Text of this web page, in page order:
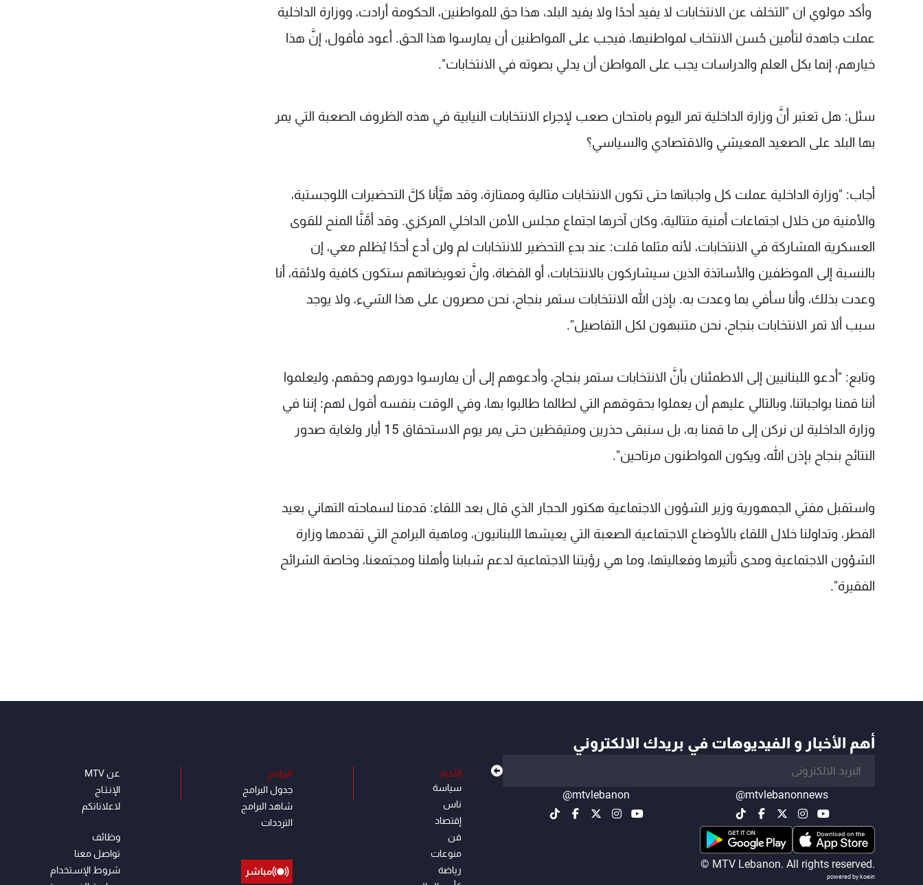
وأكد مولوي ان "التخلف عن الانتخابات لا يفيد أحدًا ولا يفيد البلد، هذا حق للمواطنين، الحكومة أرادت، ووزارة الداخلية
عملت جاهدة لتأمين حُسن الانتخاب لمواطنيها، فيجب على المواطنين أن يمارسوا هذا الحق. أعود فأقول، إنَّ هذا
خيارهم، إنما بكل العلم والدراسات يجب على المواطن أن يدلي بصوته في الانتخابات".
سئل: هل تعتبر أنَّ وزارة الداخلية تمر اليوم بامتحان صعب لإجراء الانتخابات النيابية في هذه الظروف الصعبة التي يمر
بها البلد على الصعيد المعيشي والاقتصادي والسياسي؟
أجاب: "وزارة الداخلية عملت كل واجباتها حتى تكون الانتخابات مثالية وممتازة، وقد هيَّأنا كلَّ التحضيرات اللوجستية،
والأمنية من خلال اجتماعات أمنية متتالية، وكان آخرها اجتماع مجلس الأمن الداخلي المركزي. وقد أمَّنَّا المنح للقوى
العسكرية المشاركة في الانتخابات، لأنه مثلما قلت: عند بدءِ التحضير للانتخابات لم ولن أدع أحدًا يُظلم معي، إن
بالنسبة إلى الموظفين والأساتذة الذين سيشاركون بالانتخابات، أو القضاة، وانَّ تعويضاتهم ستكون كافية ولائقة، أنا
وعدت بذلك، وأنا سأفي بما وعدت به. بإذن الله الانتخابات ستمر بنجاح، نحن مصرون على هذا الشيء، ولا يوجد
سبب ألا تمر الانتخابات بنجاح، نحن متنبهون لكل التفاصيل".
وتابع: "أدعو اللبنانيين إلى الاطمئنان بأنَّ الانتخابات ستمر بنجاح، وأدعوهم إلى أن يمارسوا دورهم وحقهم، وليعلموا
أننا قمنا بواجباتنا، وبالتالي عليهم أن يعملوا بحقوقهم التي لطالما طالبوا بها، وفي الوقت بنفسه أقول لهم: إننا في
وزارة الداخلية لن نركن إلى ما قمنا به، بل سنبقى حذرين ومتيقظين حتى يمر يوم الاستحقاق 15 أيار ولغاية صدور
النتائج بنجاح بإذن الله، ويكون المواطنون مرتاحين".
واستقبل مفتي الجمهورية وزير الشؤون الاجتماعية هكتور الحجار الذي قال بعد اللقاء: قدمنا لسماحته التهاني بعيد
الفطر، وتداولنا خلال اللقاء بالأوضاع الاجتماعية الصعبة التي يعيشها اللبنانيون، وماهية البرامج التي تقدمها وزارة
الشؤون الاجتماعية ومدى تأثيرها وفعاليتها، وما هي رؤيتنا الاجتماعية لدعم شبابنا وأهلنا ومجتمعنا، وخاصة الشرائح
الفقيرة".
أهم الأخبار و الفيديوهات في بريدك الالكتروني
@mtvlebanonnews
@mtvlebanon
© MTV Lebanon. All rights reserved.
powered by koein
الأخبار
سياسة
ناس
إقتصاد
فن
منوعات
رياضة
البرامج
جدول البرامج
شاهد البرامج
الترددات
مباشر
عن MTV
الإنـتـاج
لاعلاناتكم
وظائف
تواصل معنا
شروط الإسـتخدام